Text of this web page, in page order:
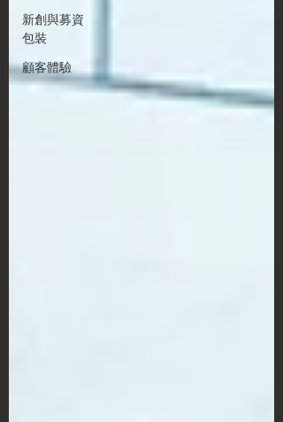
新創與募資
包裝
顧客體驗